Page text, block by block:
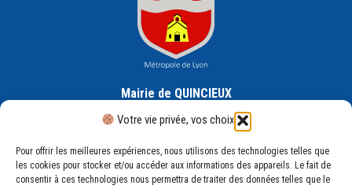
Votre vie privée, vos choix
Pour offrir les meilleures expériences, nous utilisons des technologies telles que
les cookies pour stocker et/ou accéder aux informations des appareils. Le fait de
consentir à ces technologies nous permettra de traiter des données telles que le
Mairie de QUINCIEUX
30 Rue de la République, 69650 Quincieux